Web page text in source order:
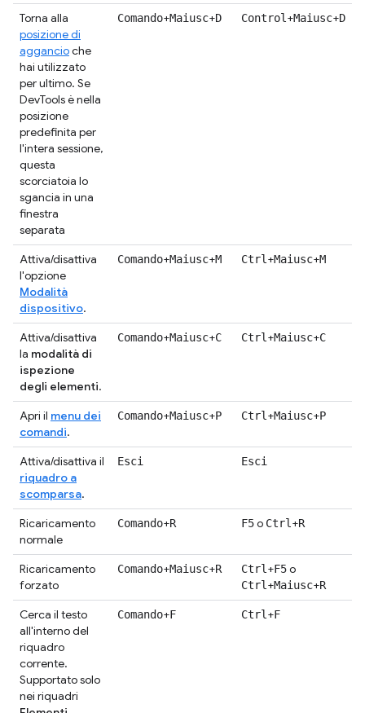
Torna alla
posizione di
aggancioche
hai utilizzato
per ultimo. Se
DevTools è nella
posizione
predefinita per
l'intera sessione,
questa
scorciatoia lo
sgancia in una
finestra
separata
Comando+Maiusc+D Control +Maiusc+D
Attiva/disattiva
l'opzione
Modalità
dispositivo.
Comando+Maiusc+M Ctrl +Maiusc+M
Attiva/disattiva
la modalità di
ispezione
degli elementi.
Comando+Maiusc+C Ctrl +Maiusc+C
Apri il menu dei
comandi.
Comando+Maiusc+P Ctrl +Maiusc+P
Attiva/disattiva il
riquadro a
scomparsa.
Esci Esci
Ricaricamento
normale
Comando+R F5o Ctrl +R
Ricaricamento
forzato
Comando+Maiusc+R Ctrl +F5o
Ctrl +Maiusc+R
Cerca il testo
all'interno del
riquadro
corrente.
Supportato solo
nei riquadri
Comando+F Ctrl +F